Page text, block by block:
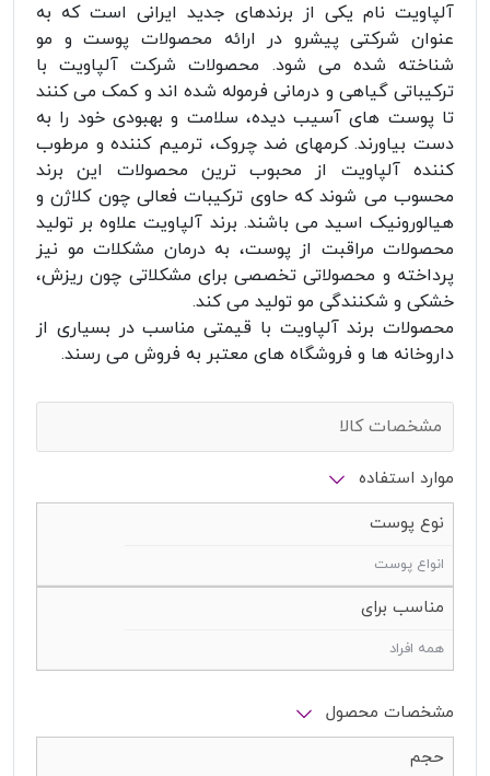
آلپاویت نام یکی از برندهای جدید ایرانی است که به
عنوان شرکتی پیشرو در ارائه محصولات پوست و مو
شناخته شده می شود. محصولات شرکت آلپاویت با
ترکیباتی گیاهی و درمانی فرموله شده اند و کمک می کنند
تا پوست های آسیب دیده، سلامت و بهبودی خود را به
دست بیاورند. کرمهای ضد چروک، ترمیم کننده و مرطوب
کننده آلپاویت از محبوب ترین محصولات این برند
محسوب می شوند که حاوی ترکیبات فعالی چون کلاژن و
هیالورونیک اسید می باشند. برند آلپاویت علاوه بر تولید
محصولات مراقبت از پوست، به درمان مشکلات مو نیز
پرداخته و محصولاتی تخصصی برای مشکلاتی چون ریزش،
خشکی و شکنندگی مو تولید می کند.
محصولات برند آلپاویت با قیمتی مناسب در بسیاری از
داروخانه ها و فروشگاه های معتبر به فروش می رسند.
مشخصات کالا
موارد استفاده
نوع پوست
انواع پوست
مناسب برای
همه افراد
مشخصات محصول
حجم